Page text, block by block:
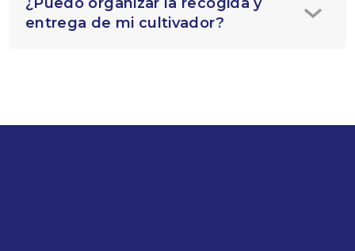
entrega de mi cultivador?